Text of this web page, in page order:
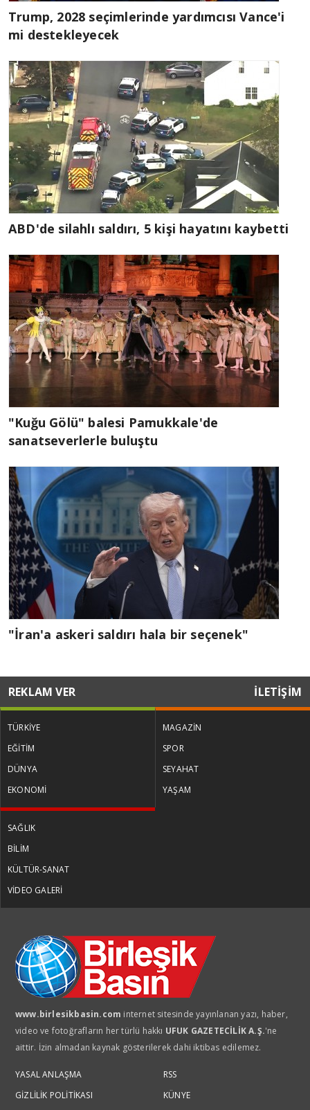
Trump, 2028 seçimlerinde yardımcısı Vance'i
mi destekleyecek
ABD'de silahlı saldırı, 5 kişi hayatını kaybetti
"Kuğu Gölü" balesi Pamukkale'de
sanatseverlerle buluştu
"İran'a askeri saldırı hala bir seçenek"
REKLAM VER İLETİŞİM
TÜRKİYE
EĞİTİM
DÜNYA
EKONOMİ
MAGAZİN
SPOR
SEYAHAT
YAŞAM
SAĞLIK
BİLİM
KÜLTÜR-SANAT
VİDEO GALERİ
www.birlesikbasin.com internet sitesinde yayınlanan yazı, haber,
video ve fotoğrafların her türlü hakkı UFUK GAZETECİLİK A.Ş.'ne
aittir. İzin almadan kaynak gösterilerek dahi iktibas edilemez.
YASAL ANLAŞMA
GİZLİLİK POLİTİKASI
RSS
KÜNYE